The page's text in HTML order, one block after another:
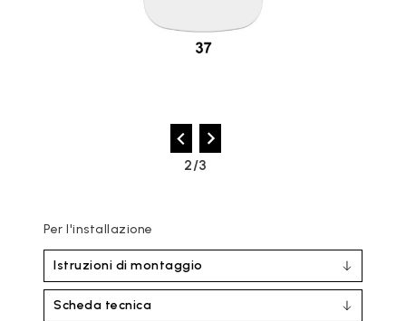
2/3
Per l'installazione
Istruzioni di montaggio
Scheda tecnica